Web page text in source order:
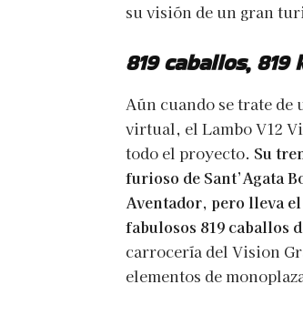
su visión de un gran
819 caballos, 819
Aún cuando se trate de
virtual, el Lambo V12
todo el proyecto. Su
furioso de Sant’Agata
Aventador, pero lleva
fabulosos 819 caballos
carrocería del Vision
elementos de